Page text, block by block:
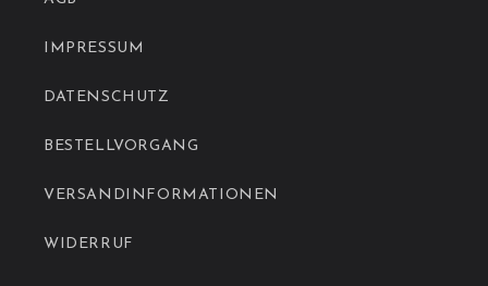
IMPRESSUM
DATENSCHUTZ
BESTELLVORGANG
VERSANDINFORMATIONEN
WIDERRUF